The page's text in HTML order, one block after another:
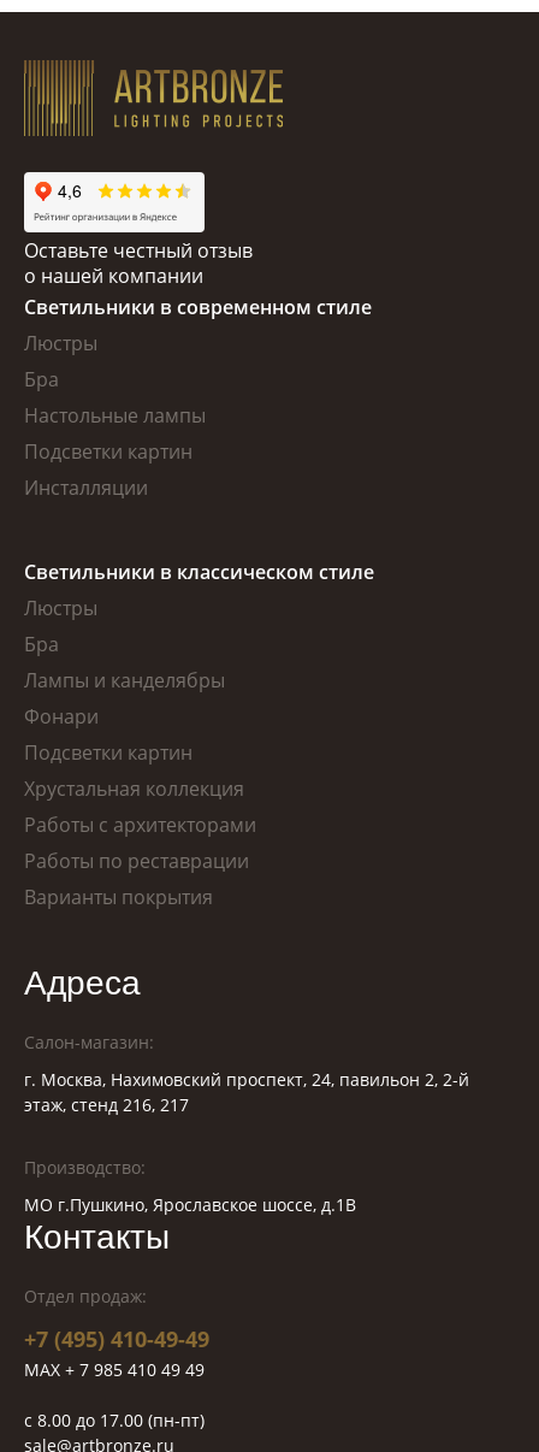
Оставьте честный отзыв
о нашей компании
Светильники в современном стиле
Люстры
Бра
Настольные лампы
Подсветки картин
Инсталляции
Светильники в классическом стиле
Люстры
Бра
Лампы и канделябры
Фонари
Подсветки картин
Хрустальная коллекция
Работы с архитекторами
Работы по реставрации
Варианты покрытия
Адреса
Салон-магазин:
г. Москва, Нахимовский проспект, 24, павильон 2, 2-й
этаж, стенд 216, 217
Производство:
МО г.Пушкино, Ярославское шоссе, д.1В
Контакты
Отдел продаж:
+7 (495) 410-49-49
MAX + 7 985 410 49 49
c 8.00 до 17.00 (пн-пт)
sale@artbronze.ru